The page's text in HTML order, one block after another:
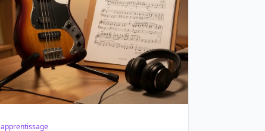
apprentissage